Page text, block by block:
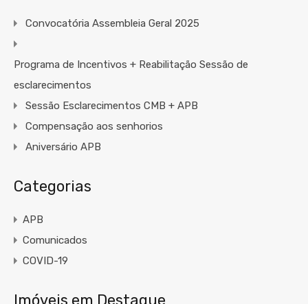
Convocatória Assembleia Geral 2025
Programa de Incentivos + Reabilitação Sessão de
esclarecimentos
Sessão Esclarecimentos CMB + APB
Compensação aos senhorios
Aniversário APB
Categorias
APB
Comunicados
COVID-19
Imóveis em Destaque